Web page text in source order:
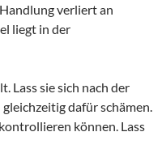
verliert an
liegt in der
Lass sie sich nach der
dafür schämen.
können. Lass